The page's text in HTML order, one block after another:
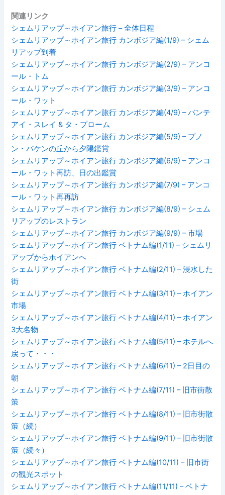
関連リンク
シェムリアップ～ホイアン旅行 – 全体日程
シェムリアップ～ホイアン旅行 カンボジア編(1/9) – シェム
リアップ到着
シェムリアップ～ホイアン旅行 カンボジア編(2/9) – アンコ
ール・トム
シェムリアップ～ホイアン旅行 カンボジア編(3/9) – アンコ
ール・ワット
シェムリアップ～ホイアン旅行 カンボジア編(4/9) – バンテ
アイ・スレイ & タ・プローム
シェムリアップ～ホイアン旅行 カンボジア編(5/9) – プノ
ン・パケンの丘から夕陽鑑賞
シェムリアップ～ホイアン旅行 カンボジア編(6/9) – アンコ
ール・ワット再訪、日の出鑑賞
シェムリアップ～ホイアン旅行 カンボジア編(7/9) – アンコ
ール・ワット再再訪
シェムリアップ～ホイアン旅行 カンボジア編(8/9) – シェム
リアップのレストラン
シェムリアップ～ホイアン旅行 カンボジア編(9/9) – 市場
シェムリアップ～ホイアン旅行 ベトナム編(1/11) – シェムリ
アップからホイアンへ
シェムリアップ～ホイアン旅行 ベトナム編(2/11) – 浸水した
街
シェムリアップ～ホイアン旅行 ベトナム編(3/11) – ホイアン
市場
シェムリアップ～ホイアン旅行 ベトナム編(4/11) – ホイアン
3大名物
シェムリアップ～ホイアン旅行 ベトナム編(5/11) – ホテルへ
戻って・・・
シェムリアップ～ホイアン旅行 ベトナム編(6/11) – 2日目の
朝
シェムリアップ～ホイアン旅行 ベトナム編(7/11) – 旧市街散
策
シェムリアップ～ホイアン旅行 ベトナム編(8/11) – 旧市街散
策（続）
シェムリアップ～ホイアン旅行 ベトナム編(9/11) – 旧市街散
策（続々）
シェムリアップ～ホイアン旅行 ベトナム編(10/11) – 旧市街
の観光スポット
シェムリアップ～ホイアン旅行 ベトナム編(11/11) – ベトナ